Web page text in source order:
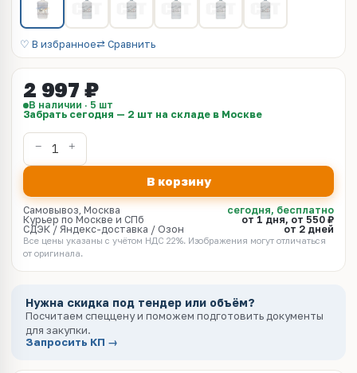
♡ В избранное⇄ Сравнить
2 997 ₽
В наличии · 5 шт
Забрать сегодня — 2 шт на складе в Москве
В корзину
Самовывоз, Москва
сегодня, бесплатно
Курьер по Москве и СПб
от 1 дня, от 550 ₽
СДЭК / Яндекс-доставка / Озон
от 2 дней
Все цены указаны с учётом НДС 22%. Изображения могут отличаться
от оригинала.
Нужна скидка под тендер или объём?
Посчитаем спеццену и поможем подготовить документы
для закупки.
Запросить КП →